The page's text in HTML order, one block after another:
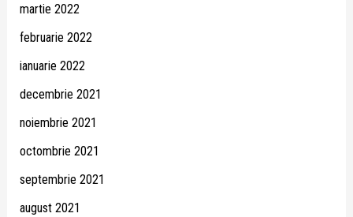
martie 2022
februarie 2022
ianuarie 2022
decembrie 2021
noiembrie 2021
octombrie 2021
septembrie 2021
august 2021